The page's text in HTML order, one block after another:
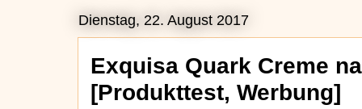
Dienstag, 22. August 2017
Exquisa Quark Creme
[Produkttest, Werbung]